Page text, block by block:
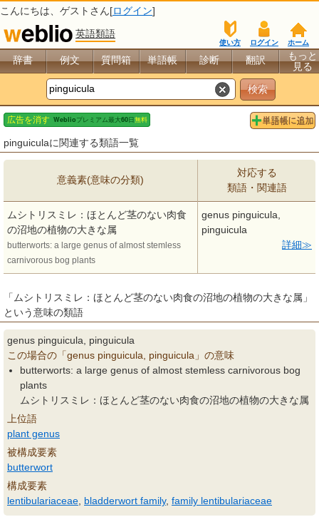
こんにちは、 ゲスト さん[ログイン]
英語類語
ホーム
ログイン
使い方
辞書 例文 質問箱 単語帳 診断 翻訳
もっと
見る
pinguiculaに関連する類語一覧
意義素(意味の分類)
対応する
類語・関連語
ムシトリスミレ：ほとんど茎のない肉食
の沼地の植物の大きな属
butterworts: a large genus of almost stemless
carnivorous bog plants
genus pinguicula,
pinguicula
詳細
「ムシトリスミレ：ほとんど茎のない肉食の沼地の植物の大きな属」
という意味の類語
genus pinguicula, pinguicula
この場合の「genus pinguicula, pinguicula」の意味
butterworts: a large genus of almost stemless carnivorous bog
plants
ムシトリスミレ：ほとんど茎のない肉食の沼地の植物の大きな属
上位語
plant genus
被構成要素
butterwort
構成要素
lentibulariaceae bladderwort family, family lentibulariaceae